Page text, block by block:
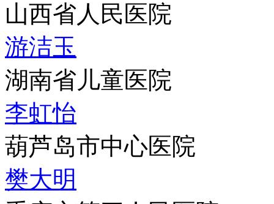
山西省人民医院
游洁玉
湖南省儿童医院
李虹怡
葫芦岛市中心医院
樊大明